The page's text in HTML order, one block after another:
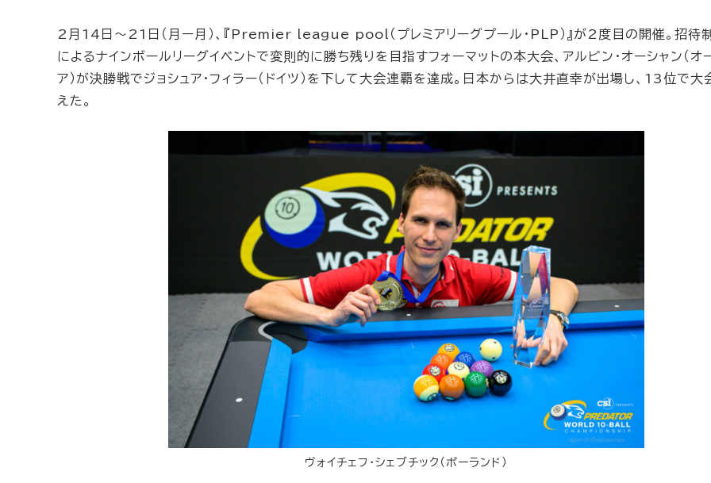
2月14日〜21日（月ー月）、『Premier league pool（プレミアリーグプール・PLP）』が2度目の開催。招待
によるナインボールリーグイベントで変則的に勝ち残りを目指すフォーマットの本大会、アルビン・オーシャン（オ
ア）が決勝戦でジョシュア・フィラー（ドイツ）を下して大会連覇を達成。日本からは大井直幸が出場し、13位で大
えた。
ヴォイチェフ・シェブチック（ポーランド）